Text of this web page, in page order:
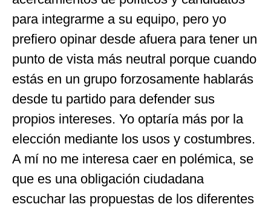
para integrarme a su equipo, pero yo
prefiero opinar desde afuera para tener un
punto de vista más neutral porque cuando
estás en un grupo forzosamente hablarás
desde tu partido para defender sus
propios intereses. Yo optaría más por la
elección mediante los usos y costumbres.
A mí no me interesa caer en polémica, se
que es una obligación ciudadana
escuchar las propuestas de los diferentes